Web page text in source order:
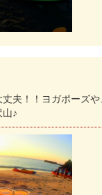
夫！！ヨガポーズ
♪